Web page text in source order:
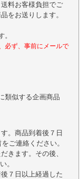
料お客様負担でご
をお送りします。
。
必ず、事前にメールで
類似する企画商品
。商品到着後７日
ご連絡ください。
きます。その後、
。
７日以上経過した